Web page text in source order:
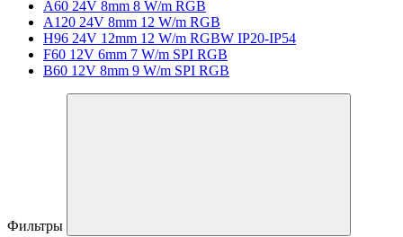
A60 24V 8mm 8 W/m RGB
A120 24V 8mm 12 W/m RGB
H96 24V 12mm 12 W/m RGBW IP20-IP54
F60 12V 6mm 7 W/m SPI RGB
B60 12V 8mm 9 W/m SPI RGB
Фильтры